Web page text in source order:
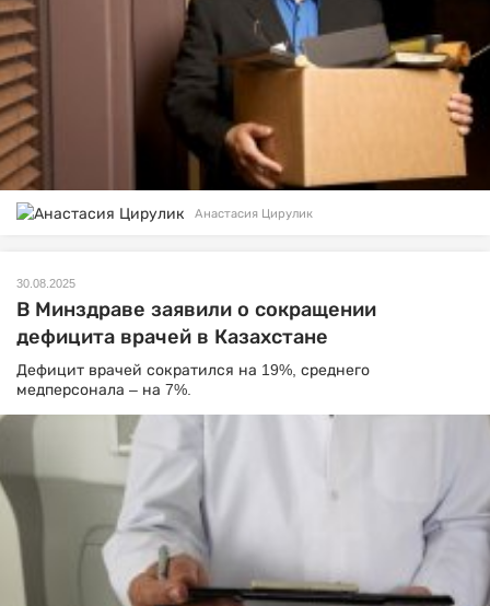
Анастасия Цирулик
30.08.2025
В Минздраве заявили о сокращении
дефицита врачей в Казахстане
Дефицит врачей сократился на 19%, среднего
медперсонала – на 7%.